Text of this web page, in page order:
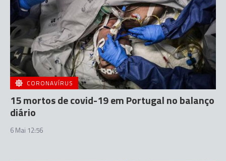
CORONAVÍRUS
15 mortos de covid-19 em Portugal no balanço
diário
6 Mai 12:56